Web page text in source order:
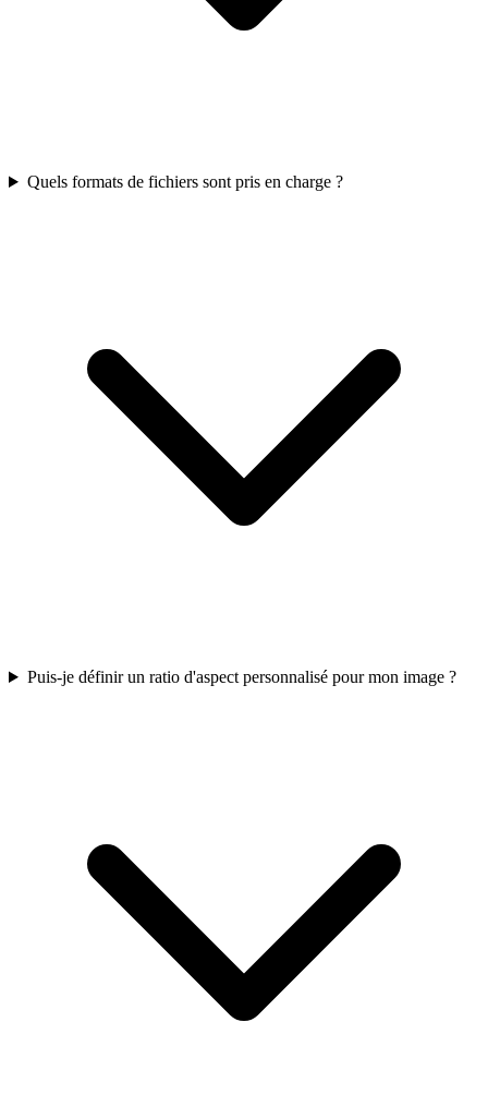
Quels formats de fichiers sont pris en charge ?
Puis-je définir un ratio d'aspect personnalisé pour mon image ?